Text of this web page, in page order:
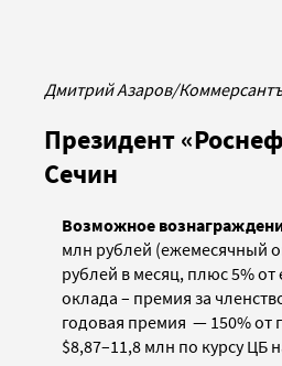
Дмитрий Азаров/
Президент
Сечин
Возможное
млн рублей (ежемесячный
рублей в месяц, плюс 5%
оклада – премия за
годовая премия — 150% от
$8,87–11,8 млн по курсу ЦБ